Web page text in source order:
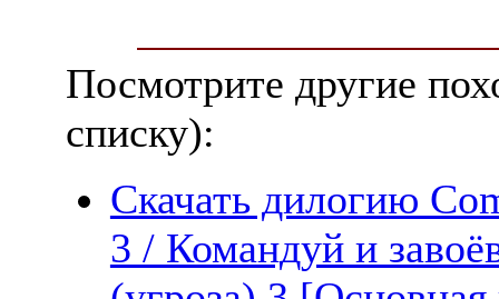
Посмотрите другие
списку):
Скачать дилогию
3 / Командуй и